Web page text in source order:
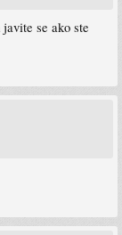
se ako ste